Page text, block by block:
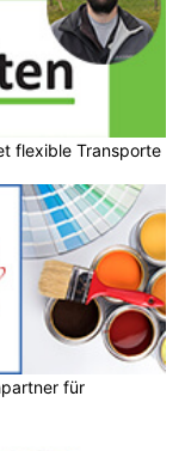
flexible Transporte
für